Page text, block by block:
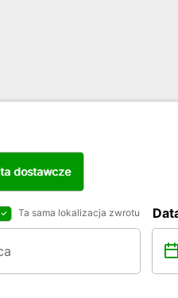
dostawcze
Ta sama lokalizacja zwrotu